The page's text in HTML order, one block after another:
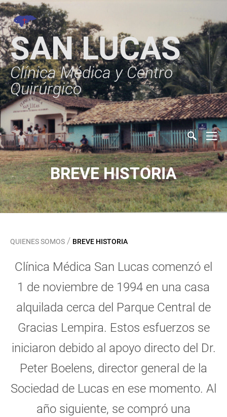
SAN LUCAS
Clínica Médica y Centro
Quirúrgico
BREVE HISTORIA
QUIENES SOMOS / BREVE HISTORIA
Clínica Médica San Lucas comenzó el
1 de noviembre de 1994 en una casa
alquilada cerca del Parque Central de
Gracias Lempira. Estos esfuerzos se
iniciaron debido al apoyo directo del Dr.
Peter Boelens, director general de la
Sociedad de Lucas en ese momento. Al
año siguiente, se compró una